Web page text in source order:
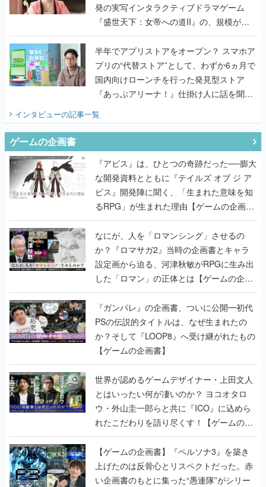
発の実写インタラクティブドラマゲーム
『盛世天下：女帝への道II』の、規模が違
うこだわりをプロデューサーに聞いた
半年でアプリストアをオープン？ スマホア
プリの“代替ストア”として、わずか6ヵ月で
国内向けローンチを行った発見型ストア
『あっぷアリーナ！』仕掛け人に話を聞い
てみた
インタビューの記事一覧
ゲームの企画書
『アビス』は、ひとつの奇跡だった──膨大
な開発資料とともに『テイルズ オブ ジ ア
ビス』開発陣に聞く、「生まれた意味を知
るRPG」が生まれた理由【ゲームの企画
書】
なにが、人を「ロマンシング」させるの
か？『ロマサガ2』当時の企画書とキャラ
設定画から迫る、河津秋敏がRPGに生み出
した「ロマン」の正体とは【ゲームの企画
書】
『ガンパレ』の企画書、ついに公開━初代
PSの伝説的タイトルは、なぜ生まれたの
か？そして『LOOP8』へ受け継がれたもの
【ゲームの企画書】
世界が認めるゲームデザイナー・上田文人
とはいったい何が凄いのか？ ヨコオタロ
ウ・外山圭一郎らと共に『ICO』に込めら
れたこだわりを語り尽くす！【ゲームの企
画書】
【ゲームの企画書】『ペルソナ3』を築き
上げたのは反骨心とリスペクトだった。赤
い企画書のもとに集った“愚連隊”がシリー